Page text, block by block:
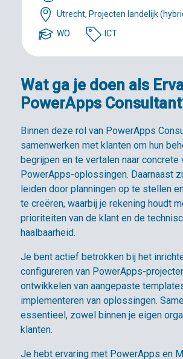
Utrecht, Projecten landelijk
WO
ICT
Wat ga je doen als
PowerApps
Binnen deze rol van PowerApps
samenwerken met klanten om hun
begrijpen en te vertalen naar
PowerApps-oplossingen. Daarnaast
leiden door planningen op te stellen
te creëren, waarbij je rekening houdt
prioriteiten van de klant en de
haalbaarheid.
Je bent actief betrokken bij het
configureren van PowerApps-
ontwikkelen van aangepaste
implementeren van oplossingen.
essentieel, zowel binnen je eigen
klanten.
Je hebt ervaring met PowerApps en